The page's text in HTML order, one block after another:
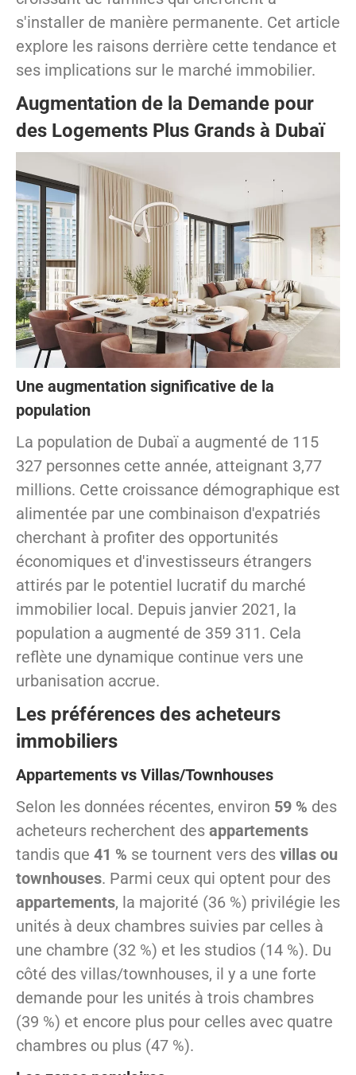
s'installer de manière permanente. Cet article
explore les raisons derrière cette tendance et
ses implications sur le marché immobilier.
Augmentation de la Demande pour
des Logements Plus Grands à Dubaï
Une augmentation significative de la
population
La population de Dubaï a augmenté de 115
327 personnes cette année, atteignant 3,77
millions. Cette croissance démographique est
alimentée par une combinaison d'expatriés
cherchant à profiter des opportunités
économiques et d'investisseurs étrangers
attirés par le potentiel lucratif du marché
immobilier local. Depuis janvier 2021, la
population a augmenté de 359 311. Cela
reflète une dynamique continue vers une
urbanisation accrue.
Les préférences des acheteurs
immobiliers
Appartements vs Villas/Townhouses
Selon les données récentes, environ 59 % des
acheteurs recherchent des appartements
tandis que 41 % se tournent vers des villas ou
townhouses. Parmi ceux qui optent pour des
appartements, la majorité (36 %) privilégie les
unités à deux chambres suivies par celles à
une chambre (32 %) et les studios (14 %). Du
côté des villas/townhouses, il y a une forte
demande pour les unités à trois chambres
(39 %) et encore plus pour celles avec quatre
chambres ou plus (47 %).